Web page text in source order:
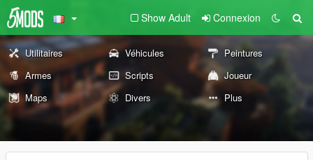
Show Adult Connexion
Utilitaires Véhicules
Peintures
Armes
Scripts
Joueur
Maps
Divers Plus